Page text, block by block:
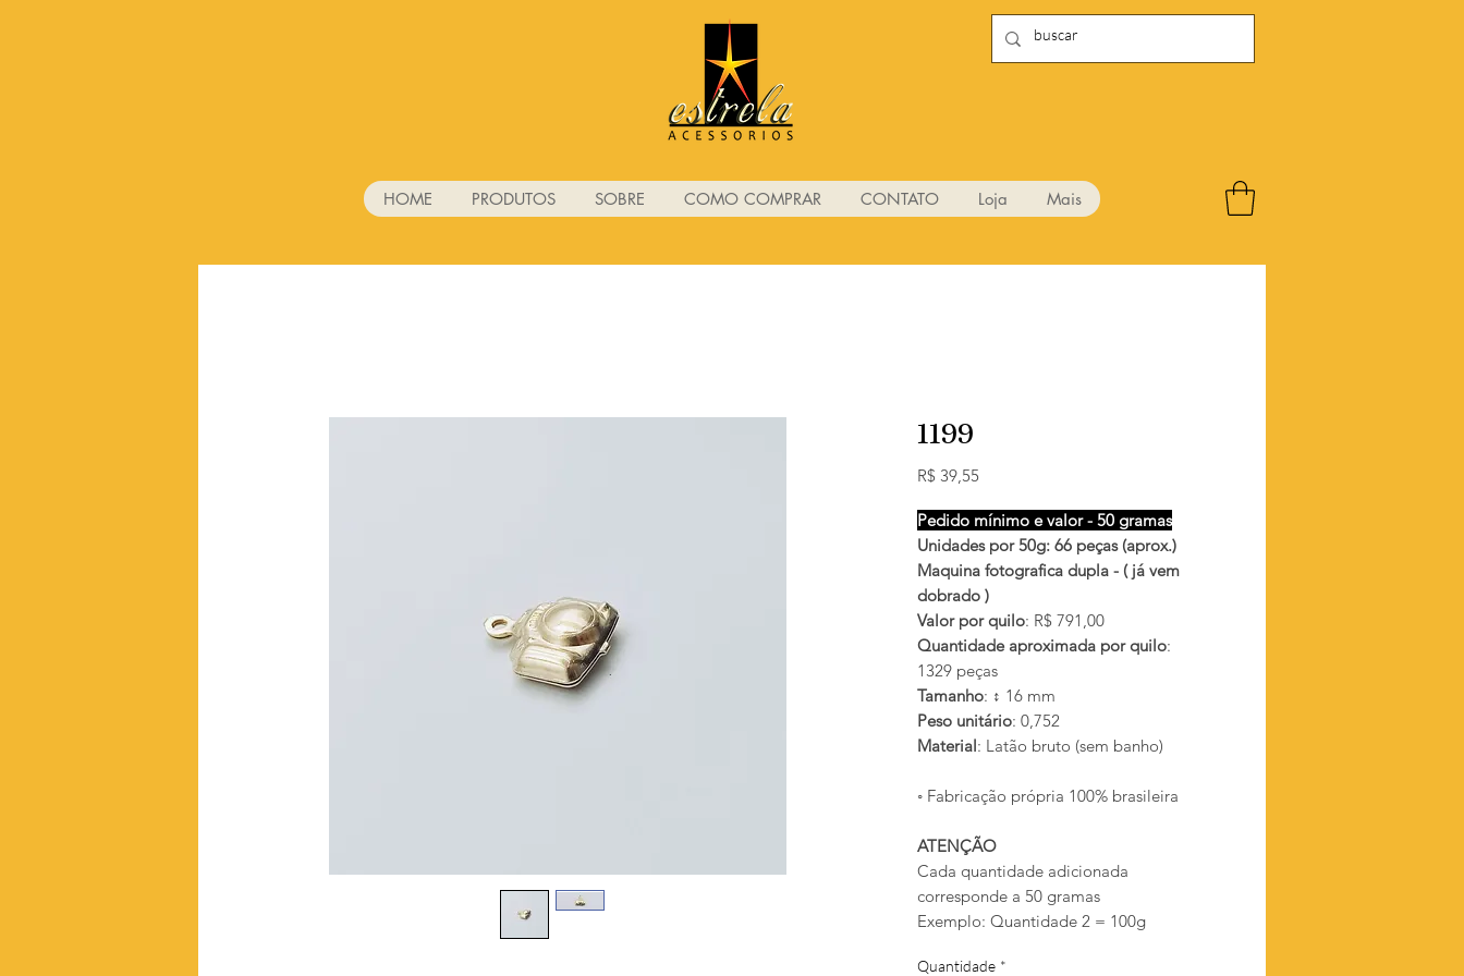
HOME PRODUTOS SOBRE COMO COMPRAR CONTATO Loja Mais
1199
R$ 39,55Preço
Pedido mínimo e valor - 50 gramas
Unidades por 50g: 66 peças (aprox.)
Maquina fotografica dupla - ( já vem
dobrado )
Valor por quilo: R$ 791,00
Quantidade aproximada por quilo:
1329 peças
Tamanho: ↕ 16 mm
Peso unitário: 0,752
Material: Latão bruto (sem banho)
◦ Fabricação própria 100% brasileira
ATENÇÃO
Cada quantidade adicionada
corresponde a 50 gramas
Exemplo: Quantidade 2 = 100g
Quantidade *